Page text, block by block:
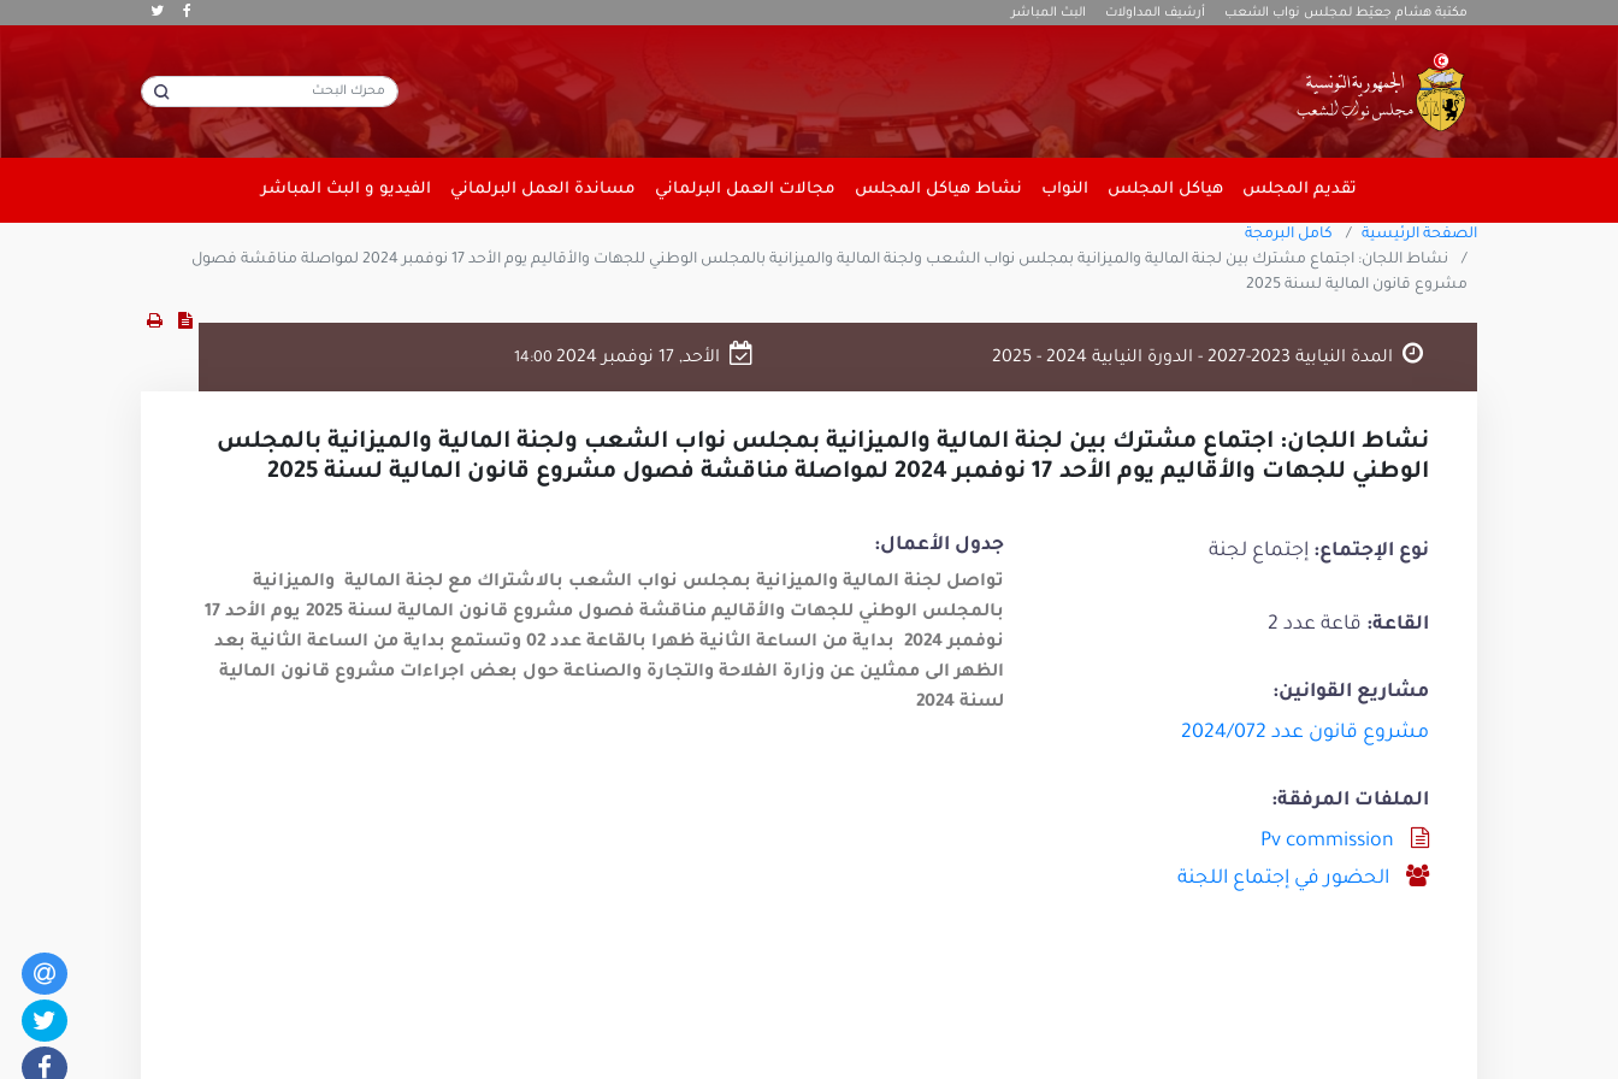
مكتبة هشام جعيّط لمجلس نواب الشعب أرشيف المداولات البث المباشر
تقديم المجلس هياكل المجلس النواب نشاط هياكل المجلس مجالات العمل البرلماني مساندة العمل البرلماني الفيديو و البث المباشر
الصفحة الرئيسية
كامل البرمجة
نشاط اللجان: اجتماع مشترك بين لجنة المالية والميزانية بمجلس نواب الشعب ولجنة المالية والميزانية بالمجلس الوطني للجهات والأقاليم يوم الأحد 17 نوفمبر 2024 لمواصلة مناقشة فصول
مشروع قانون المالية لسنة 2025
المدة النيابية 2023-2027 - الدورة النيابية 2024 - 2025 الأحد, 17 نوفمبر 2024 14:00
نشاط اللجان: اجتماع مشترك بين لجنة المالية والميزانية بمجلس نواب الشعب ولجنة المالية والميزانية بالمجلس
الوطني للجهات والأقاليم يوم الأحد 17 نوفمبر 2024 لمواصلة مناقشة فصول مشروع قانون المالية لسنة 2025
نوع الإجتماع: إجتماع لجنة
القاعة: قاعة عدد 2
مشاريع القوانين:
مشروع قانون عدد 2024/072
الملفات المرفقة:
Pv commission
الحضور في إجتماع اللجنة
جدول الأعمال:
تواصل لجنة المالية والميزانية بمجلس نواب الشعب بالاشتراك مع لجنة المالية والميزانية
بالمجلس الوطني للجهات والأقاليم مناقشة فصول مشروع قانون المالية لسنة 2025 يوم الأحد 17
نوفمبر 2024 بداية من الساعة الثانية ظهرا بالقاعة عدد 02 وتستمع بداية من الساعة الثانية بعد
الظهر الى ممثلين عن وزارة الفلاحة والتجارة والصناعة حول بعض اجراءات مشروع قانون المالية
لسنة 2024